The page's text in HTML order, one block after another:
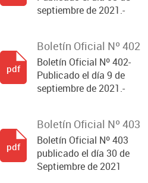
septiembre de 2021.-
Boletín Oficial Nº 402
Boletín Oficial Nº 402-
Publicado el día 9 de
septiembre de 2021.-
pdf
Boletín Oficial Nº 403
Boletín Oficial Nº 403
publicado el día 30 de
Septiembre de 2021
pdf